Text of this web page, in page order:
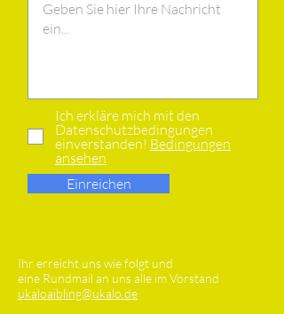
Ich erkläre mich mit den
Datenschutzbedingungen
einverstanden! Bedingungen
ansehen
Einreichen
Ihr erreicht uns wie folgt und
eine Rundmail an uns alle im Vorstand
ukaloaibling@ukalo.de